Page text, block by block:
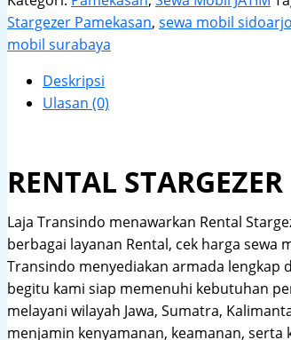
Stargezer Pamekasan, sewa mobil sidoarjo
mobil surabaya
Deskripsi
Ulasan (0)
RENTAL
Laja Transindo menawarkan Rental
berbagai layanan Rental, cek harga
Transindo menyediakan armada
begitu kami siap memenuhi kebutuhan
melayani wilayah Jawa, Sumatra,
menjamin kenyamanan, keamanan,